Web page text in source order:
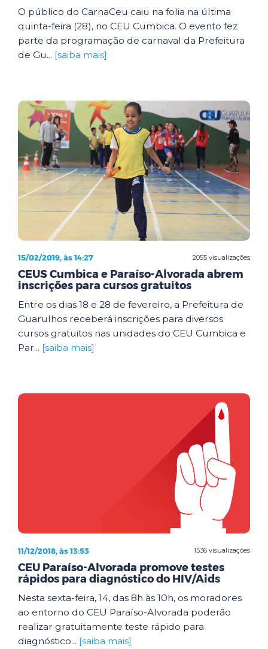
O público do CarnaCeu caiu na folia na última
quinta-feira (28), no CEU Cumbica. O evento fez
parte da programação de carnaval da Prefeitura
de Gu... [saiba mais]
2055 visualizações
15/02/2019, às 14:27
CEUS Cumbica e Paraíso-Alvorada abrem
inscrições para cursos gratuitos
Entre os dias 18 e 28 de fevereiro, a Prefeitura de
Guarulhos receberá inscrições para diversos
cursos gratuitos nas unidades do CEU Cumbica e
Par... [saiba mais]
1536 visualizações
11/12/2018, às 13:53
CEU Paraíso-Alvorada promove testes
rápidos para diagnóstico do HIV/Aids
Nesta sexta-feira, 14, das 8h às 10h, os moradores
ao entorno do CEU Paraíso-Alvorada poderão
realizar gratuitamente teste rápido para
diagnóstico... [saiba mais]